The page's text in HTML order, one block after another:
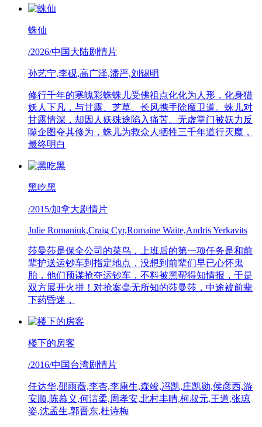
蛛仙
/2026/中国大陆剧情片
孙艺宁,李砚,高广泽,潘严,刘锡明
修行千年的寒魄彩蛛蛛儿受佛祖点化化为人形，化身猎
妖人下凡，与甘露、芝草、长风携手除魔卫道。蛛儿对
甘露情深，却因人妖殊途陷入痛苦。无虚掌门被妖力反
噬企图夺其修为，蛛儿为救众人牺牲三千年道行灭魔，
最终明白
黑吃黑
/2015/加拿大剧情片
Julie Romaniuk,Craig Cyr,Romaine Waite,Andris Yerkavits
莎曼莎是保全公司的菜鸟，上班后的第一项任务是和前
辈护送运钞车到指定地点，没想到前辈们早已心怀鬼
胎，他们预谋抢夺运钞车，不料被黑帮得知情报，于是
双方展开火拼！对抢案毫无所知的莎曼莎，中途被前辈
下药昏迷，
楼下的房客
/2016/中国台湾剧情片
任达华,邵雨薇,李杏,李康生,森竣,冯凯,庄凯勋,侯彦西,游
安顺,陈慕义,何洁柔,周孝安,北村丰晴,柯叔元,王道,张琼
姿,沈孟生,郭晋东,杜诗梅